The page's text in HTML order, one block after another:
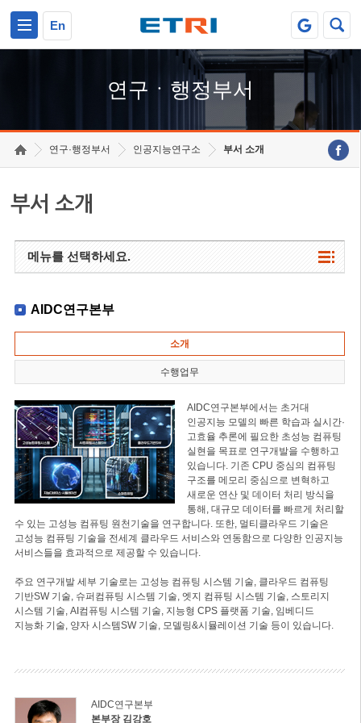
En
연구ㆍ행정부서
연구·행정부서 인공지능연구소 부서 소개
부서 소개
메뉴를 선택하세요.
AIDC연구본부
소개
수행업무
AIDC연구본부에서는 초거대
인공지능 모델의 빠른 학습과 실시간·
고효율 추론에 필요한 초성능 컴퓨팅
실현을 목표로 연구개발을 수행하고
있습니다. 기존 CPU 중심의 컴퓨팅
구조를 메모리 중심으로 변혁하고
새로운 연산 및 데이터 처리 방식을
통해, 대규모 데이터를 빠르게 처리할
수 있는 고성능 컴퓨팅 원천기술을 연구합니다. 또한, 멀티클라우드 기술은
고성능 컴퓨팅 기술을 전세계 클라우드 서비스와 연동함으로 다양한 인공지능
서비스들을 효과적으로 제공할 수 있습니다.
주요 연구개발 세부 기술로는 고성능 컴퓨팅 시스템 기술, 클라우드 컴퓨팅
기반SW 기술, 슈퍼컴퓨팅 시스템 기술, 엣지 컴퓨팅 시스템 기술, 스토리지
시스템 기술, AI컴퓨팅 시스템 기술, 지능형 CPS 플랫폼 기술, 임베디드
지능화 기술, 양자 시스템SW 기술, 모델링&시뮬레이션 기술 등이 있습니다.
AIDC연구본부
본부장 김강호